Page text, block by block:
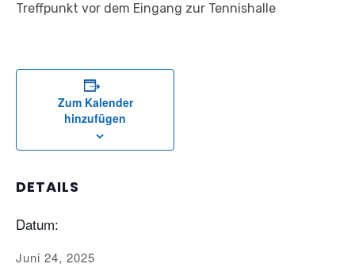
Treffpunkt vor dem Eingang zur Tennishalle
Zum Kalender
hinzufügen
DETAILS
Datum:
Juni 24, 2025